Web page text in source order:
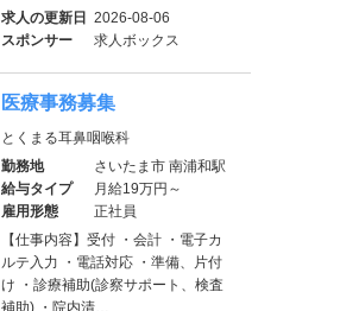
求人の更新日 2026-08-06
スポンサー
求人ボックス
医療事務募集
とくまる耳鼻咽喉科
勤務地
さいたま市 南浦和駅
給与タイプ
月給19万円～
雇用形態
正社員
【仕事内容】受付 ・会計 ・電子カ
ルテ入力 ・電話対応 ・準備、片付
け ・診療補助(診察サポート、検査
補助) ・院内清…